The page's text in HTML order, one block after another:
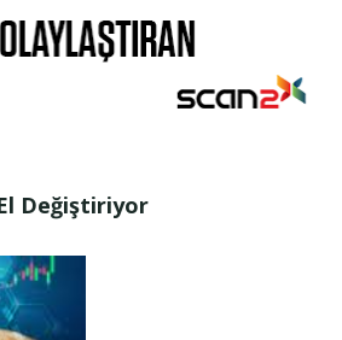
Değiştiriyor